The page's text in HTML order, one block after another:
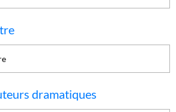
dramatiques